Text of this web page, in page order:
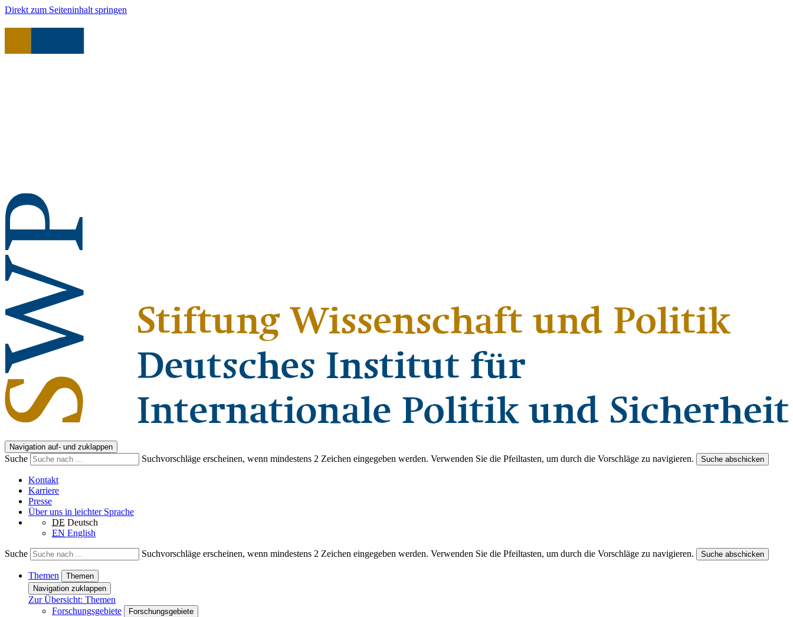
Direkt zum Seiteninhalt springen
Navigation auf- und zuklappen
Suche Suchvorschläge erscheinen, wenn mindestens 2 Zeichen eingegeben werden. Verwenden Sie die Pfeiltasten, um durch die Vorschläge zu navigieren. Suche abschicken
Kontakt
Karriere
Presse
Über uns in leichter Sprache
DE Deutsch
EN English
Suche Suchvorschläge erscheinen, wenn mindestens 2 Zeichen eingegeben werden. Verwenden Sie die Pfeiltasten, um durch die Vorschläge zu navigieren. Suche abschicken
Themen
Themen
Navigation zuklappen
Zur Übersicht: Themen
Forschungsgebiete
Forschungsgebiete